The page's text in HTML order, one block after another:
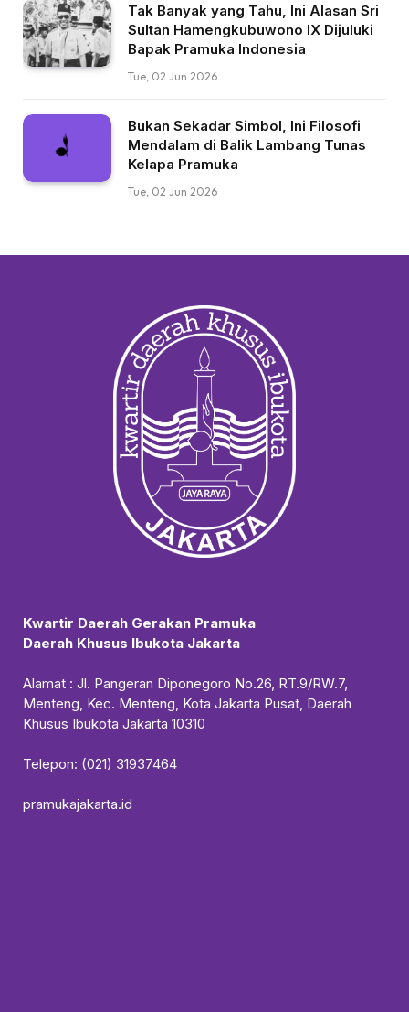
Tak Banyak yang Tahu, Ini Alasan Sri
Sultan Hamengkubuwono IX Dijuluki
Bapak Pramuka Indonesia
Tue, 02 Jun 2026
Bukan Sekadar Simbol, Ini Filosofi
Mendalam di Balik Lambang Tunas
Kelapa Pramuka
Tue, 02 Jun 2026
Kwartir Daerah Gerakan Pramuka
Daerah Khusus Ibukota Jakarta
Alamat : Jl. Pangeran Diponegoro No.26, RT.9/RW.7,
Menteng, Kec. Menteng, Kota Jakarta Pusat, Daerah
Khusus Ibukota Jakarta 10310
Telepon: (021) 31937464
pramukajakarta.id